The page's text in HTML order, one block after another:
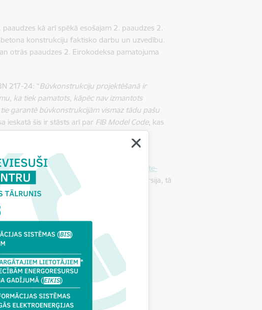
kā arī spēkā esošajam 2. paaudzes 2.
konstrukciju faktisko darbu un uzvedību.
otrās paaudzes 2. Eirokodeksa pamatojuma
217-24: “Būvkonstrukciju projektēšanā ir
ka tiek pamatots, kāpēc nav izmantots
garantē būvkonstrukcijām vismaz tādu pašu
ieskatā šis ir stāsts arī par FIB Model Code, kas
principiem un garantē projektējamām
pašu Eirokodeksu.
984-fib-model-code-for-concrete-
skaidrs, ka tiklīdz tiks publicēta arī *.pdf versija, tā